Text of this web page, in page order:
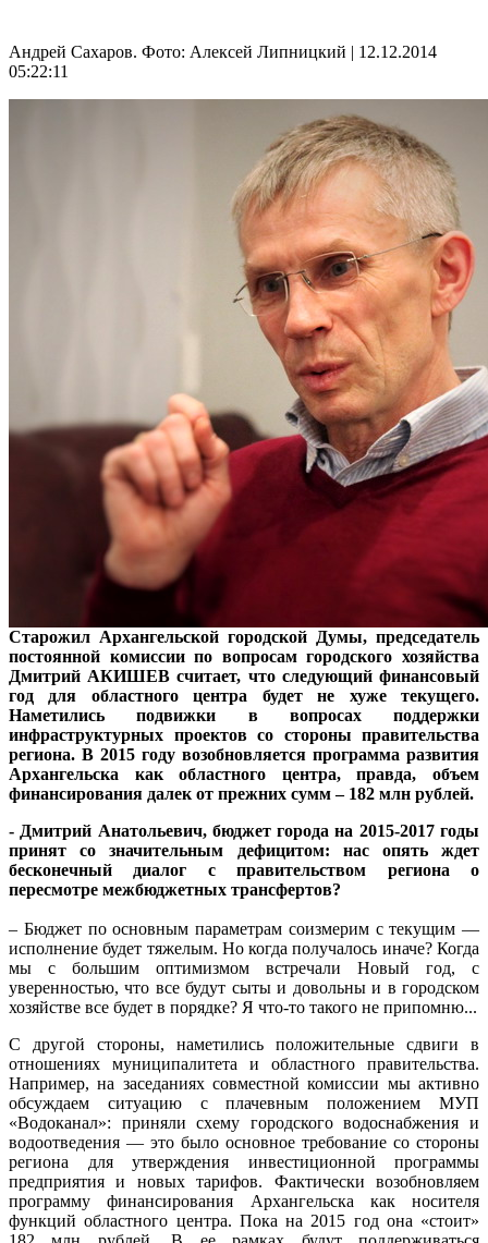
Андрей Сахаров. Фото: Алексей Липницкий | 12.12.2014
05:22:11
Старожил Архангельской городской Думы, председатель
постоянной комиссии по вопросам городского хозяйства
Дмитрий АКИШЕВ считает, что следующий финансовый
год для областного центра будет не хуже текущего.
Наметились подвижки в вопросах поддержки
инфраструктурных проектов со стороны правительства
региона. В 2015 году возобновляется программа развития
Архангельска как областного центра, правда, объем
финансирования далек от прежних сумм – 182 млн рублей.
- Дмитрий Анатольевич, бюджет города на 2015-2017 годы
принят со значительным дефицитом: нас опять ждет
бесконечный диалог с правительством региона о
пересмотре межбюджетных трансфертов?
– Бюджет по основным параметрам соизмерим с текущим —
исполнение будет тяжелым. Но когда получалось иначе? Когда
мы с большим оптимизмом встречали Новый год, с
уверенностью, что все будут сыты и довольны и в городском
хозяйстве все будет в порядке? Я что-то такого не припомню...
С другой стороны, наметились положительные сдвиги в
отношениях муниципалитета и областного правительства.
Например, на заседаниях совместной комиссии мы активно
обсуждаем ситуацию с плачевным положением МУП
«Водоканал»: приняли схему городского водоснабжения и
водоотведения — это было основное требование со стороны
региона для утверждения инвестиционной программы
предприятия и новых тарифов. Фактически возобновляем
программу финансирования Архангельска как носителя
функций областного центра. Пока на 2015 год она «стоит»